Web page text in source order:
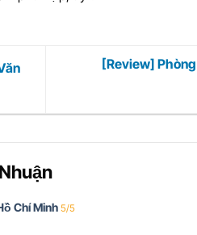
[Review]
Chí Minh 5/5